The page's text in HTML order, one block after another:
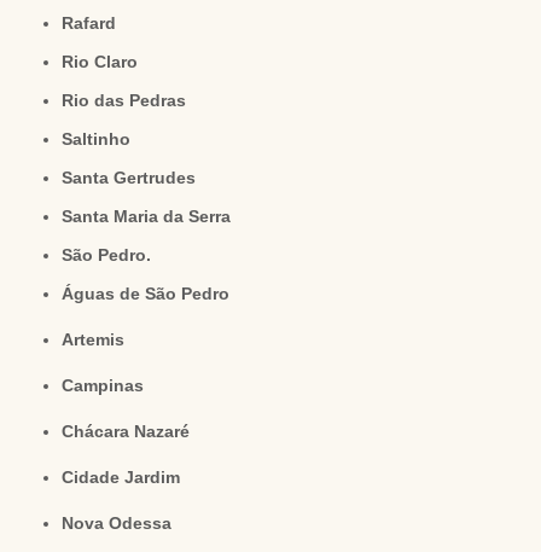
Rafard
Rio Claro
Rio das Pedras
Saltinho
Santa Gertrudes
Santa Maria da Serra
São Pedro.
Águas de São Pedro
Artemis
Campinas
Chácara Nazaré
Cidade Jardim
Nova Odessa